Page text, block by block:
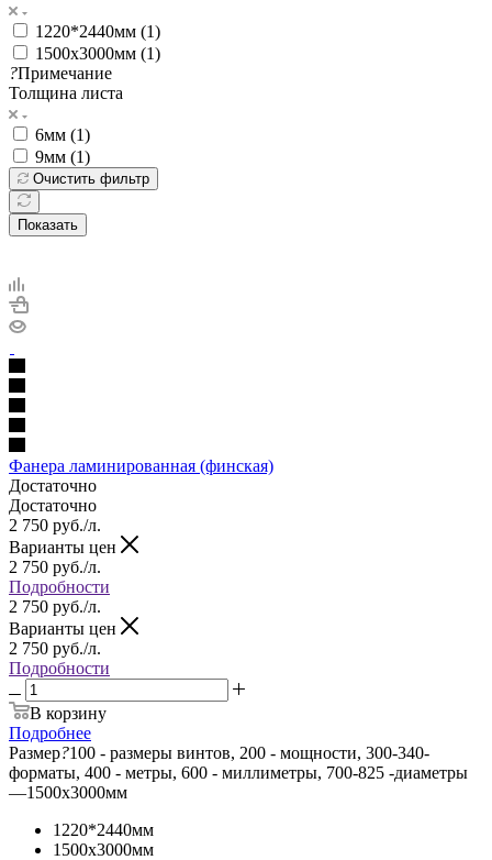
1220*2440мм (1)
1500х3000мм (1)
?Примечание
Толщина листа
6мм (1)
9мм (1)
Очистить фильтр
Показать
Фанера ламинированная (финская)
Достаточно
Достаточно
2 750 руб./л.
Варианты цен
2 750 руб./л.
Подробности
2 750 руб./л.
Варианты цен
2 750 руб./л.
Подробности
В корзину
Подробнее
Размер?100 - размеры винтов, 200 - мощности, 300-340-
форматы, 400 - метры, 600 - миллиметры, 700-825 -диаметры
—1500х3000мм
1220*2440мм
1500х3000мм